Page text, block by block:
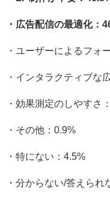
・広告配信の最適化：
・ユーザーによるフォ
・インタラクティブな
・効果測定のしやすさ
・その他：0.9%
・特にない：4.5%
・分からない/答えられ